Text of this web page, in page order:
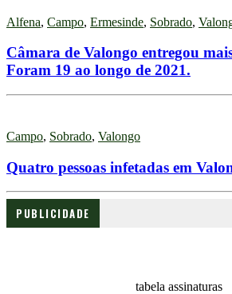
Alfena, Campo, Ermesinde, Sobrado,
Câmara de Valongo entregou
Foram 19 ao longo de 2021.
Campo, Sobrado, Valongo
Quatro pessoas infetadas em
PUBLICIDADE
tabela assinaturas